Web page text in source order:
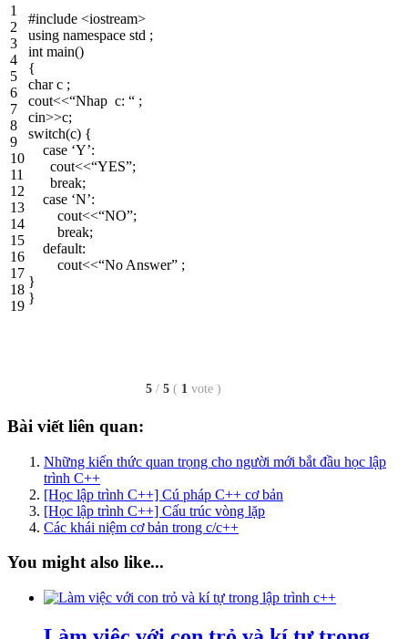
1
2
3
4
5
6
7
8
9
10
11
12
13
14
15
16
17
18
19
#include <iostream>
using namespace std ;
int main()
{
char c ;
cout<<“Nhap c: “ ;
cin>>c;
switch(c) {
case ‘Y’:
cout<<“YES”;
break;
case ‘N’:
cout<<“NO”;
break;
default:
cout<<“No Answer” ;
}
}
5 / 5 ( 1 vote )
Bài viết liên quan:
Những kiến thức quan trọng cho người mới bắt đầu học lập
trình C++
[Học lập trình C++] Cú pháp C++ cơ bản
[Học lập trình C++] Cấu trúc vòng lặp
Các khái niệm cơ bản trong c/c++
You might also like...